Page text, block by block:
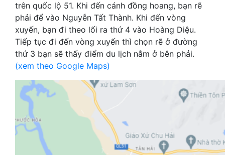
trên quốc lộ 51. Khi đến cánh đồng hoang, bạn rẽ
phải để vào Nguyễn Tất Thành. Khi đến vòng
xuyến, bạn đi theo lối ra thứ 4 vào Hoàng Diệu.
Tiếp tục đi đến vòng xuyến thì chọn rẽ ở đường
thứ 3 bạn sẽ thấy điểm du lịch nằm ở bên phải.
(xem theo Google Maps)